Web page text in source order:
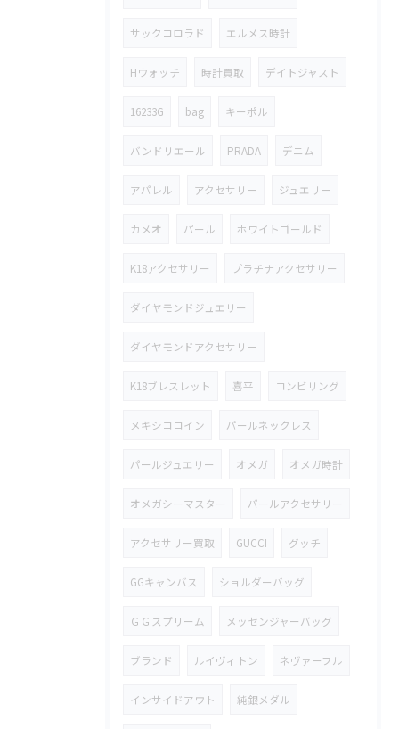
サックコロラド エルメス時計
Hウォッチ 時計買取 デイトジャスト
16233G bag キーポル
バンドリエール PRADA デニム
アパレル アクセサリー ジュエリー
カメオ パール ホワイトゴールド
K18アクセサリー プラチナアクセサリー
ダイヤモンドジュエリー
ダイヤモンドアクセサリー
K18ブレスレット 喜平 コンビリング
メキシココイン パールネックレス
パールジュエリー オメガ オメガ時計
オメガシーマスター パールアクセサリー
アクセサリー買取 GUCCI グッチ
GGキャンバス ショルダーバッグ
ＧＧスプリーム メッセンジャーバッグ
ブランド ルイヴィトン ネヴァーフル
インサイドアウト 純銀メダル